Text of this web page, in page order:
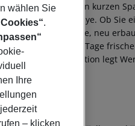
und Pubs. Nur einen kurzen
dem Budapest Eye. Ob
exklusiv designte, neu
jedoch alle drei Tage
Hotels Collection legt
EG19007728
wählen Sie
.
Ihre
– klicken